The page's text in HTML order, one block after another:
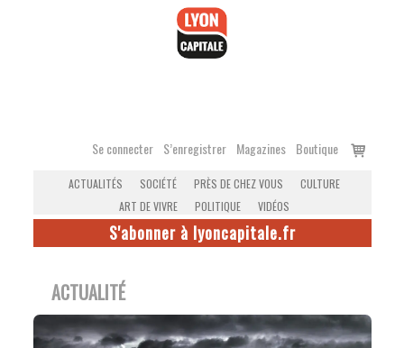
Se connecter S’enregistrer Magazines Boutique
Voir
ACTUALITÉS SOCIÉTÉ PRÈS DE CHEZ VOUS
CULTURE
ART DE VIVRE
POLITIQUE VIDÉOS
S'abonner à lyoncapitale.fr
ACTUALITÉ